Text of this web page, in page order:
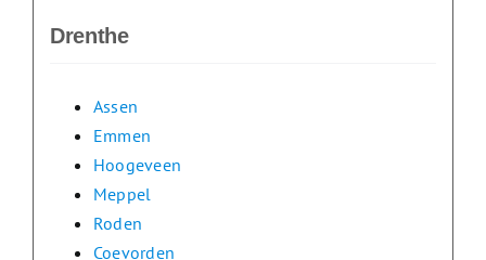
Drenthe
Assen
Emmen
Hoogeveen
Meppel
Roden
Coevorden